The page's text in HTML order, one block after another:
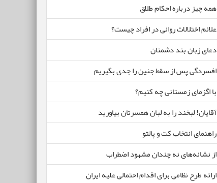
همه چیز درباره احکام طلاق
علائم اختلالات روانی در افراد چیست؟
دعای زبان بند دشمنان
افسردگی پس از سقط جنین را جدی بگیریم
با اگزمای زمستانی چه کنیم؟
آقایان! لبخند را به لبان همسرتان بیاورید
راهنمای انتخاب کت و پالتو
از نشانه‌های نه چندان مشهود اضطراب
ارائه طرح نظامی برای اقدام احتمالی علیه ایران